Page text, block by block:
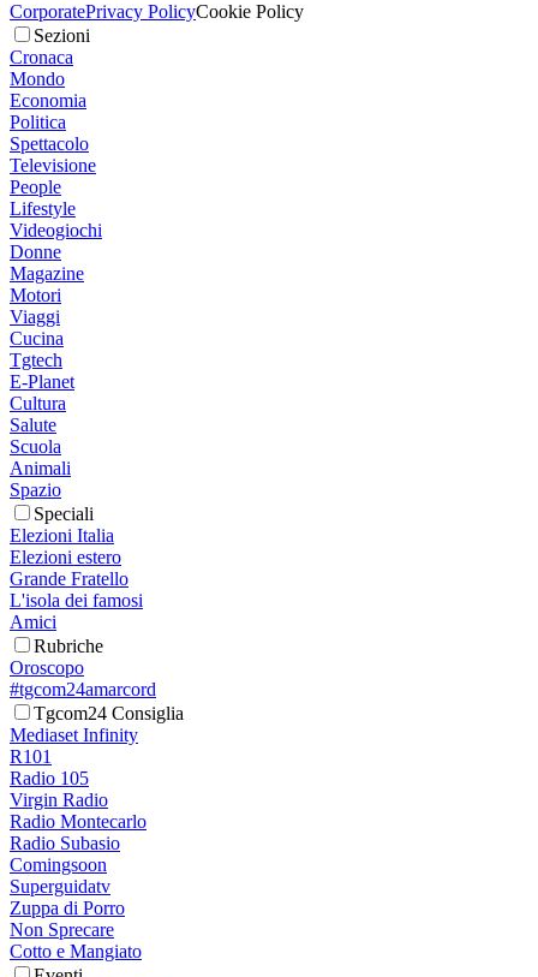
CorporatePrivacy PolicyCookie Policy
Sezioni
Cronaca
Mondo
Economia
Politica
Spettacolo
Televisione
People
Lifestyle
Videogiochi
Donne
Magazine
Motori
Viaggi
Cucina
Tgtech
E-Planet
Cultura
Salute
Scuola
Animali
Spazio
Speciali
Elezioni Italia
Elezioni estero
Grande Fratello
L'isola dei famosi
Amici
Rubriche
Oroscopo
#tgcom24amarcord
Tgcom24 Consiglia
Mediaset Infinity
R101
Radio 105
Virgin Radio
Radio Montecarlo
Radio Subasio
Comingsoon
Superguidatv
Zuppa di Porro
Non Sprecare
Cotto e Mangiato